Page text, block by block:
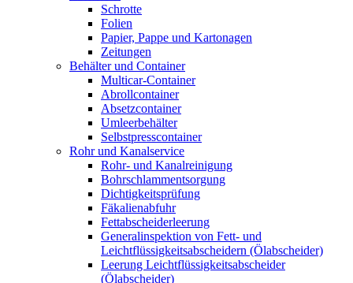
Schrotte
Folien
Papier, Pappe und Kartonagen
Zeitungen
Behälter und Container
Multicar-Container
Abrollcontainer
Absetzcontainer
Umleerbehälter
Selbstpresscontainer
Rohr und Kanalservice
Rohr- und Kanalreinigung
Bohrschlammentsorgung
Dichtigkeitsprüfung
Fäkalienabfuhr
Fettabscheiderleerung
Generalinspektion von Fett- und
Leichtflüssigkeitsabscheidern (Ölabscheider)
Leerung Leichtflüssigkeitsabscheider
(Ölabscheider)